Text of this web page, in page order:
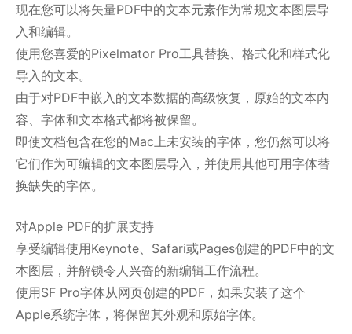
现在您可以将矢量PDF中的文本元素作为常规文本图层导
入和编辑。
使用您喜爱的Pixelmator Pro工具替换、格式化和样式化
导入的文本。
由于对PDF中嵌入的文本数据的高级恢复，原始的文本内
容、字体和文本格式都将被保留。
即使文档包含在您的Mac上未安装的字体，您仍然可以将
它们作为可编辑的文本图层导入，并使用其他可用字体替
换缺失的字体。
对Apple PDF的扩展支持
享受编辑使用Keynote、Safari或Pages创建的PDF中的文
本图层，并解锁令人兴奋的新编辑工作流程。
使用SF Pro字体从网页创建的PDF，如果安装了这个
Apple系统字体，将保留其外观和原始字体。